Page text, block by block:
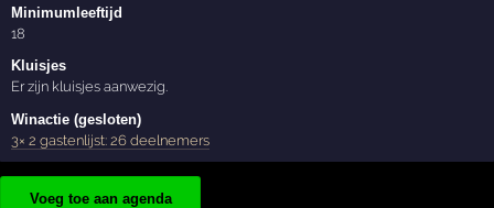
Minimumleeftijd
18
Kluisjes
Er zijn kluisjes aanwezig.
Winactie (gesloten)
3× 2 gastenlijst: 26 deelnemers
Voeg toe aan agenda